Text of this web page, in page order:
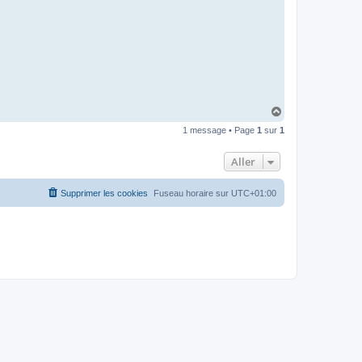
u
1 message • Page 1 sur 1
Aller
Fuseau horaire sur UTC+01:00
Supprimer les cookies